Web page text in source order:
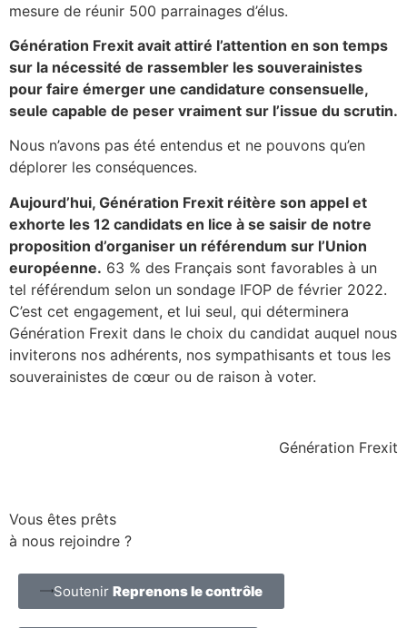
mesure de réunir 500 parrainages d’élus.
Génération Frexit avait attiré l’attention en son temps
sur la nécessité de rassembler les souverainistes
pour faire émerger une candidature consensuelle,
seule capable de peser vraiment sur l’issue du scrutin.
Nous n’avons pas été entendus et ne pouvons qu’en
déplorer les conséquences.
Aujourd’hui, Génération Frexit réitère son appel et
exhorte les 12 candidats en lice à se saisir de notre
proposition d’organiser un référendum sur l’Union
européenne. 63 % des Français sont favorables à un
tel référendum selon un sondage IFOP de février 2022.
C’est cet engagement, et lui seul, qui déterminera
Génération Frexit dans le choix du candidat auquel nous
inviterons nos adhérents, nos sympathisants et tous les
souverainistes de cœur ou de raison à voter.
Génération Frexit
Vous êtes prêts
à nous rejoindre ?
Soutenir Reprenons le contrôle